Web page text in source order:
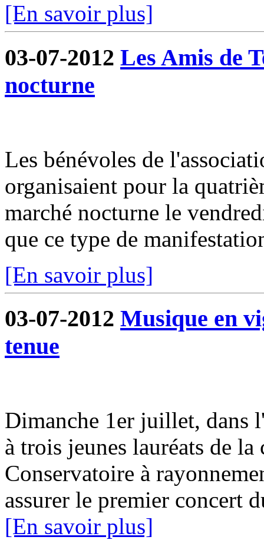
[En savoir plus]
03-07-2012 Les Amis de
nocturne
Les bénévoles de
organisaient pour la
marché nocturne le
que ce type de
[En savoir plus]
03-07-2012 Musique en
tenue
Dimanche 1er juillet, dans
à trois jeunes lauréats de
Conservatoire à
assurer le premier concert
[En savoir plus]